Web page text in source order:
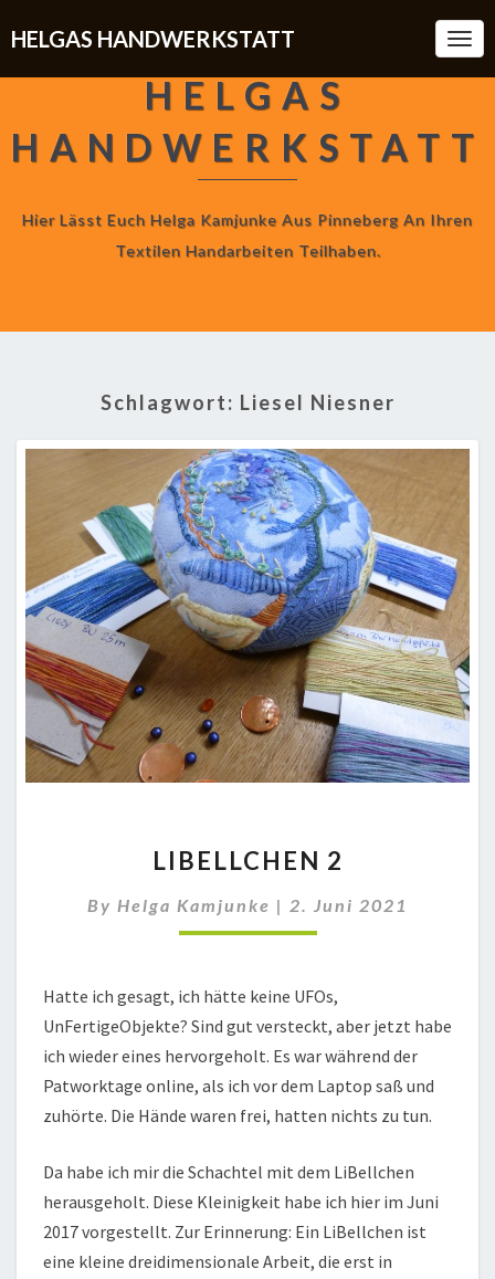
HELGAS HANDWERKSTATT
HELGAS
HANDWERKSTATT
Hier Lässt Euch Helga Kamjunke Aus Pinneberg An Ihren
Textilen Handarbeiten Teilhaben.
Schlagwort: Liesel Niesner
2
LIBELLCHEN 2
By Helga Kamjunke | 2. Juni 2021
Hatte ich gesagt, ich hätte keine UFOs,
UnFertigeObjekte? Sind gut versteckt, aber jetzt habe
ich wieder eines hervorgeholt. Es war während der
Patworktage online, als ich vor dem Laptop saß und
zuhörte. Die Hände waren frei, hatten nichts zu tun.
Da habe ich mir die Schachtel mit dem LiBellchen
herausgeholt. Diese Kleinigkeit habe ich hier im Juni
2017 vorgestellt. Zur Erinnerung: Ein LiBellchen ist
eine kleine dreidimensionale Arbeit, die erst in